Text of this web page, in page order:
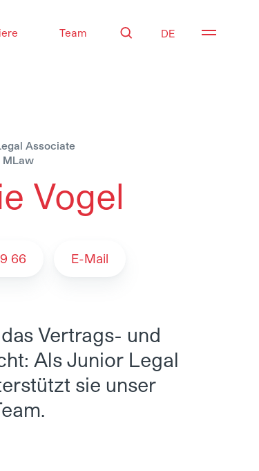
Team
Suche
Associate
MLaw
Vogel
66 E-Mail
Vertrags- und
Als Junior Legal
sie unser